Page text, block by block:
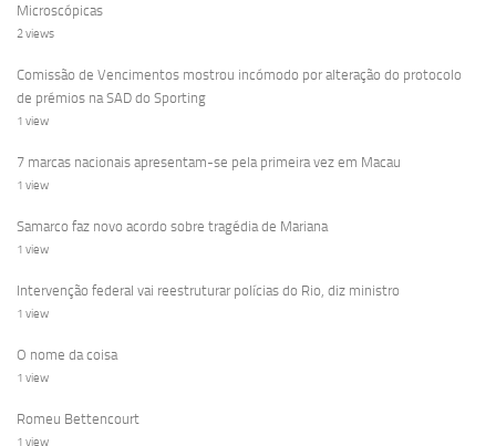
Microscópicas
2 views
Comissão de Vencimentos mostrou incómodo por alteração do protocolo
de prémios na SAD do Sporting
1 view
7 marcas nacionais apresentam-se pela primeira vez em Macau
1 view
Samarco faz novo acordo sobre tragédia de Mariana
1 view
Intervenção federal vai reestruturar polícias do Rio, diz ministro
1 view
O nome da coisa
1 view
Romeu Bettencourt
1 view